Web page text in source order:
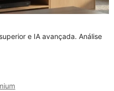
e IA avançada. Análise